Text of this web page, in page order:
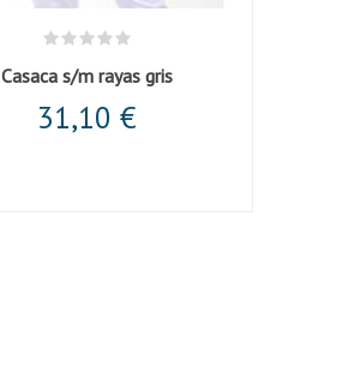
Casaca s/m rayas gris
31,10 €